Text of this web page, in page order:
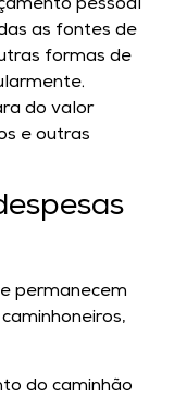
pessoal
as fontes de
formas de
do valor
e outras
permanecem
do caminhão